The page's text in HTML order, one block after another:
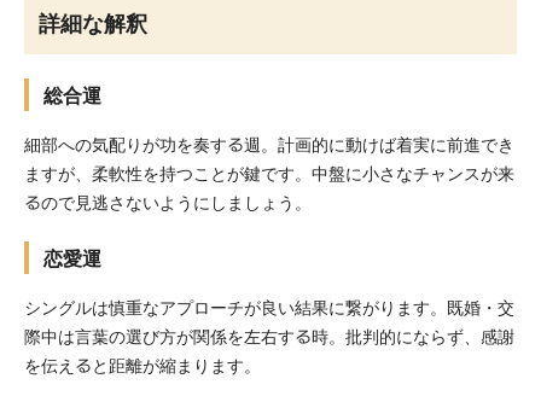
詳細な解釈
総合運
細部への気配りが功を奏する週。計画的に動けば着実に前進でき
ますが、柔軟性を持つことが鍵です。中盤に小さなチャンスが来
るので見逃さないようにしましょう。
恋愛運
シングルは慎重なアプローチが良い結果に繋がります。既婚・交
際中は言葉の選び方が関係を左右する時。批判的にならず、感謝
を伝えると距離が縮まります。